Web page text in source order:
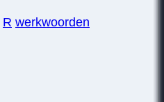
R werkwoorden